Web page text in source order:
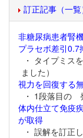
訂正記事（一覧
非糖尿病患者腎
プラセボ差引0.7
・ タイプミス
ました）
視力を回復する
・ 1段落目の
体内仕立て免疫
が取得
・ 誤解を訂正